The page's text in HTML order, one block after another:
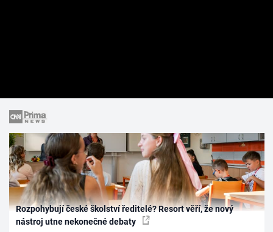
Rozpohybují české školství ředitelé? Resort věří, že nový
nástroj utne nekonečné debaty